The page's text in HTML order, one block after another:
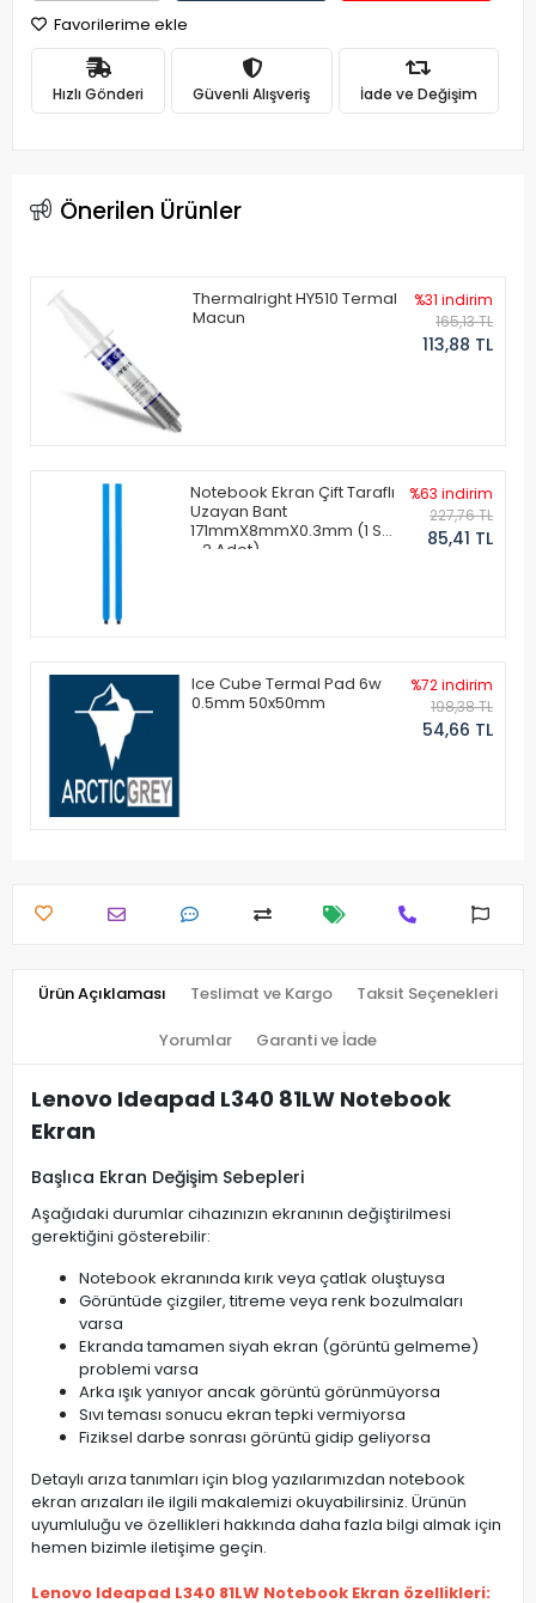
Favorilerime ekle
Hızlı Gönderi Güvenli Alışveriş İade ve Değişim
Önerilen Ürünler
Thermalright HY510 Termal
Macun
%31 indirim
165,13 TL
113,88 TL
Notebook Ekran Çift Taraflı
Uzayan Bant
171mmX8mmX0.3mm (1 Set
- 2 Adet)
%63 indirim
227,76 TL
85,41 TL
Ice Cube Termal Pad 6w
0.5mm 50x50mm
%72 indirim
198,38 TL
54,66 TL
Ürün Açıklaması Teslimat ve Kargo Taksit Seçenekleri
Yorumlar Garanti ve İade
Lenovo Ideapad L340 81LW Notebook
Ekran
Başlıca Ekran Değişim Sebepleri
Aşağıdaki durumlar cihazınızın ekranının değiştirilmesi
gerektiğini gösterebilir:
Notebook ekranında kırık veya çatlak oluştuysa
Görüntüde çizgiler, titreme veya renk bozulmaları
varsa
Ekranda tamamen siyah ekran (görüntü gelmeme)
problemi varsa
Arka ışık yanıyor ancak görüntü görünmüyorsa
Sıvı teması sonucu ekran tepki vermiyorsa
Fiziksel darbe sonrası görüntü gidip geliyorsa
Detaylı arıza tanımları için blog yazılarımızdan notebook
ekran arızaları ile ilgili makalemizi okuyabilirsiniz. Ürünün
uyumluluğu ve özellikleri hakkında daha fazla bilgi almak için
hemen bizimle iletişime geçin.
Lenovo Ideapad L340 81LW Notebook Ekran özellikleri: